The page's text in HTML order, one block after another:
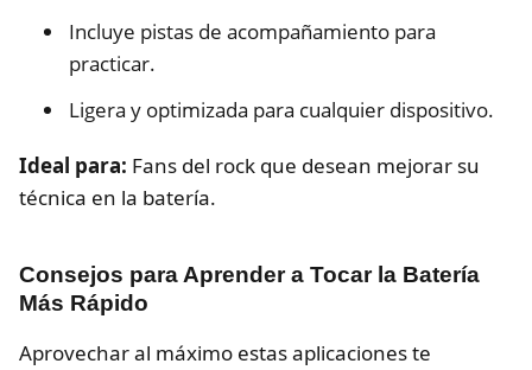
Incluye pistas de acompañamiento para
practicar.
Ligera y optimizada para cualquier dispositivo.
Ideal para: Fans del rock que desean mejorar su
técnica en la batería.
Consejos para Aprender a Tocar la Batería
Más Rápido
Aprovechar al máximo estas aplicaciones te